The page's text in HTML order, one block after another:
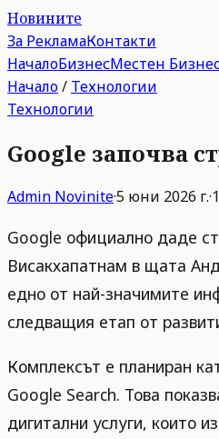
Новините
За РекламаКонтакти
НачалоБизнесМестен
Начало/ Технологии
Технологии
Google започва
Admin Novinite·5 юни 2026 г.·
Google официално даде
Висакхапатнам в щата
едно от най-значимите
следващия етап от
Комплексът е планиран
Google Search. Това
дигитални услуги, които